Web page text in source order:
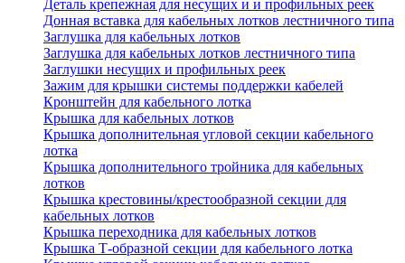
Деталь крепежная для несущих и и профильных реек
Донная вставка для кабельных лотков лестничного типа
Заглушка для кабельных лотков
Заглушка для кабельных лотков лестничного типа
Заглушки несущих и профильных реек
Зажим для крышки системы поддержки кабелей
Кронштейн для кабельного лотка
Крышка для кабельных лотков
Крышка дополнительная угловой секции кабельного
лотка
Крышка дополнительного тройника для кабельных
лотков
Крышка крестовины/крестообразной секции для
кабельных лотков
Крышка переходника для кабельных лотков
Крышка Т-образной секции для кабельного лотка